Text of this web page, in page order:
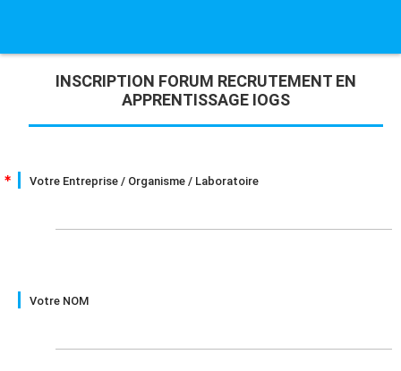
INSCRIPTION FORUM RECRUTEMENT EN
APPRENTISSAGE IOGS
Votre Entreprise / Organisme / Laboratoire
Votre NOM